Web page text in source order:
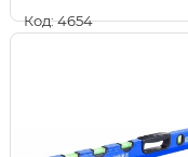
Код: 4654